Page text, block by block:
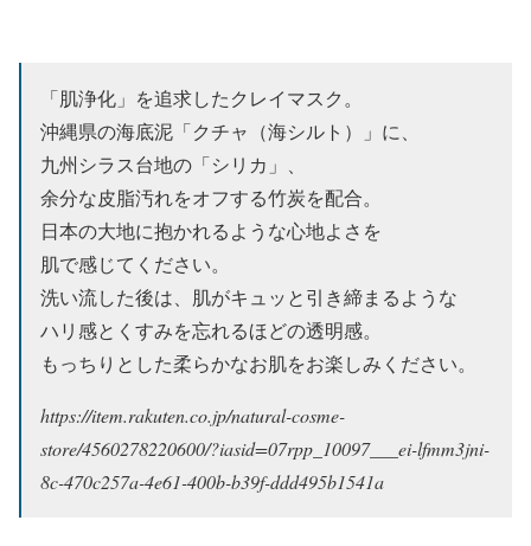
「肌浄化」を追求したクレイマスク。
沖縄県の海底泥「クチャ（海シルト）」に、
九州シラス台地の「シリカ」、
余分な皮脂汚れをオフする竹炭を配合。
日本の大地に抱かれるような心地よさを
肌で感じてください。
洗い流した後は、肌がキュッと引き締まるような
ハリ感とくすみを忘れるほどの透明感。
もっちりとした柔らかなお肌をお楽しみください。
https://item.rakuten.co.jp/natural-cosme-
store/4560278220600/?iasid=07rpp_10097___ei-lfmm3jni-
8c-470c257a-4e61-400b-b39f-ddd495b1541a